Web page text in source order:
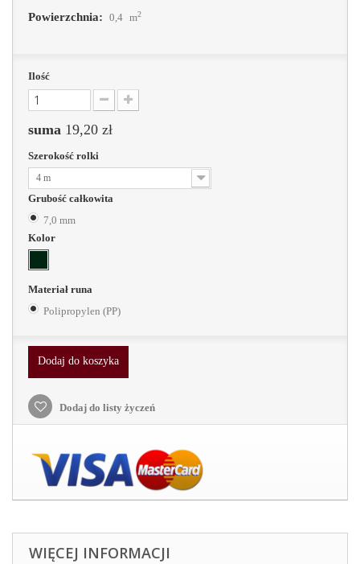
Powierzchnia: 0,4 m2
Ilość
suma 19,20 zł
Szerokość rolki
4 m
Grubość całkowita
7,0 mm
Kolor
Materiał runa
Polipropylen (PP)
Dodaj do koszyka
Dodaj do listy życzeń
WIĘCEJ INFORMACJI